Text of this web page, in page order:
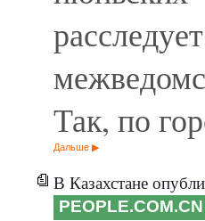
Так, по
Дальше
В Казахстане опубликована
PEOPLE.COM.CN